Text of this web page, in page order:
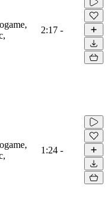
2:17 -
1:24 -